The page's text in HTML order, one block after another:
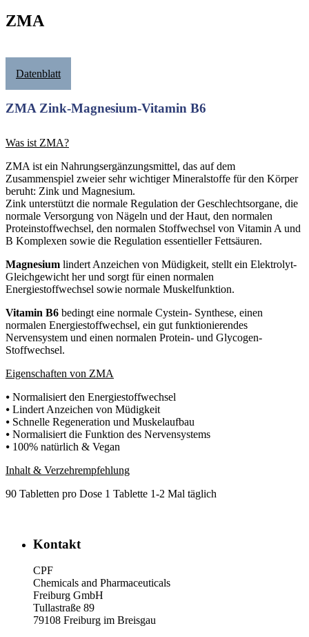
ZMA
Datenblatt
ZMA Zink-Magnesium-Vitamin B6
Was ist ZMA?
ZMA ist ein Nahrungsergänzungsmittel, das auf dem
Zusammenspiel zweier sehr wichtiger Mineralstoffe für den Körper
beruht: Zink und Magnesium.
Zink unterstützt die normale Regulation der Geschlechtsorgane, die
normale Versorgung von Nägeln und der Haut, den normalen
Proteinstoffwechsel, den normalen Stoffwechsel von Vitamin A und
B Komplexen sowie die Regulation essentieller Fettsäuren.
Magnesium lindert Anzeichen von Müdigkeit, stellt ein Elektrolyt-
Gleichgewicht her und sorgt für einen normalen
Energiestoffwechsel sowie normale Muskelfunktion.
Vitamin B6 bedingt eine normale Cystein- Synthese, einen
normalen Energiestoffwechsel, ein gut funktionierendes
Nervensystem und einen normalen Protein- und Glycogen-
Stoffwechsel.
Eigenschaften von ZMA
⦁ Normalisiert den Energiestoffwechsel
⦁ Lindert Anzeichen von Müdigkeit
⦁ Schnelle Regeneration und Muskelaufbau
⦁ Normalisiert die Funktion des Nervensystems
⦁ 100% natürlich & Vegan
Inhalt & Verzehrempfehlung
90 Tabletten pro Dose 1 Tablette 1-2 Mal täglich
Kontakt
CPF
Chemicals and Pharmaceuticals
Freiburg GmbH
Tullastraße 89
79108 Freiburg im Breisgau